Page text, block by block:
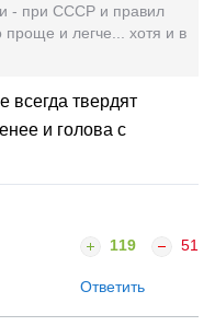
- при СССР и правил
и легче... хотя и в
всегда твердят
и голова с
119 51
Ответить